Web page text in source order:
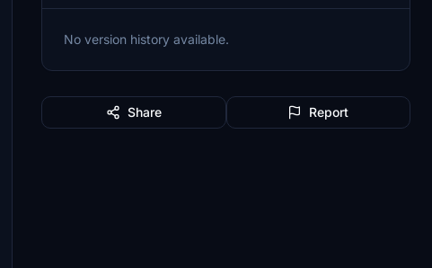
No version history available.
Share Report